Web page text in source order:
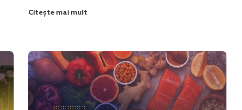
Citește mai mult